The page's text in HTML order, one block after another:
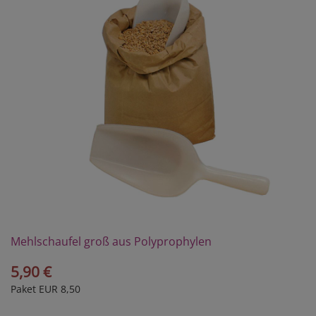
Mehlschaufel groß aus Polyprophylen
5,90 €
Paket EUR 8,50